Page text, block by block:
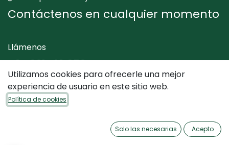
Contáctenos en cualquier momento
Llámenos
+34 961 412 050
Envíenos un mensaje
Utilizamos cookies para ofrecerle una mejor
experiencia de usuario en este sitio web.
Política de cookies
Solo las necesarias Acepto